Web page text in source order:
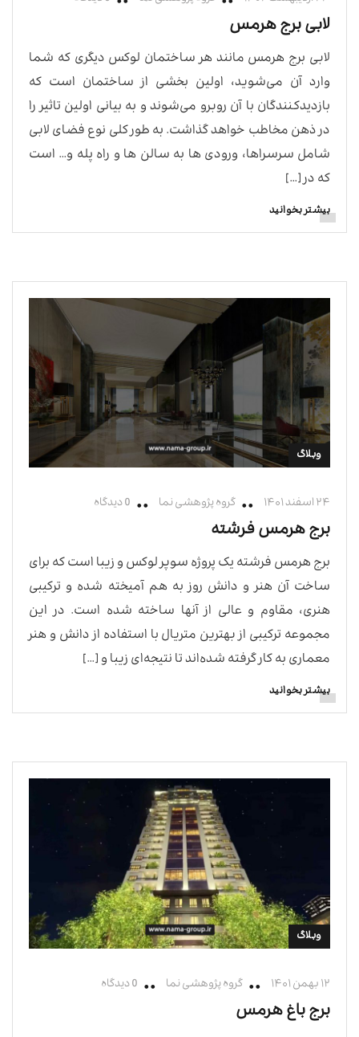
لابی برج هرمس
لابی برج هرمس مانند هر ساختمان لوکس دیگری که شما
وارد آن می‌شوید، اولین بخشی از ساختمان است که
بازدیدکنندگان با آن روبرو می‌شوند و به بیانی اولین تاثیر را
در ذهن مخاطب خواهد گذاشت. به طور کلی نوع فضای لابی
شامل سرسراها، ورودی ها به سالن ها و راه پله و… است
که در […]
بیشتر بخوانید
وبلاگ
۲۴ اسفند ۱۴۰۱ گروه پژوهشی نما 0 دیدگاه
برج هرمس فرشته
برج هرمس فرشته یک پروژه سوپر لوکس و زیبا است که برای
ساخت آن هنر و دانش روز به هم آمیخته شده و ترکیبی
هنری، مقاوم و عالی از آنها ساخته شده است. در این
مجموعه ترکیبی از بهترین متریال با استفاده از دانش و هنر
معماری به کار گرفته شده‌اند تا نتیجه‌ای زیبا و […]
بیشتر بخوانید
وبلاگ
۱۲ بهمن ۱۴۰۱ گروه پژوهشی نما 0 دیدگاه
برج باغ هرمس